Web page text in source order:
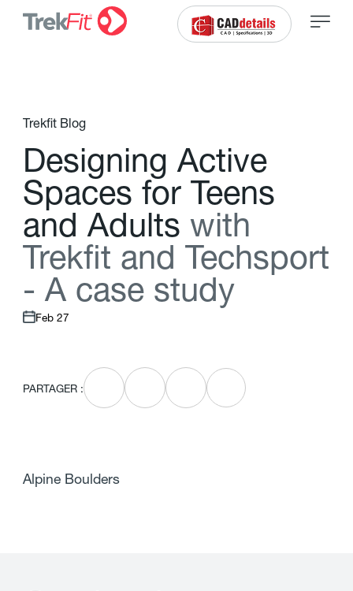
Trekfit Blog
Designing Active
Spaces for Teens
and Adults with
Trekft and Techsport
- A case study
Feb 27
PARTAGER :
Alpine Boulders